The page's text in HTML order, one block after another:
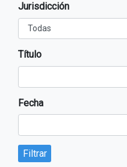
Jurisdicción
Título
Fecha
Filtrar